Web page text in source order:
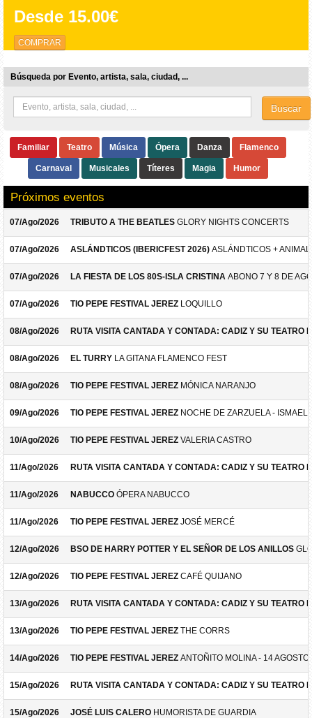
Desde 15.00€
COMPRAR
Búsqueda por Evento, artista, sala, ciudad, ...
Buscar
Familiar Teatro Música Ópera Danza Flamenco
Carnaval Musicales Títeres Magia Humor
Próximos eventos
07/Ago/2026 TRIBUTO A THE BEATLES GLORY NIGHTS CONCERTS
07/Ago/2026 ASLÁNDTICOS (IBERICFEST 2026) ASLÁNDTICOS +
07/Ago/2026 LA FIESTA DE LOS 80S-ISLA CRISTINA ABONO 7 Y 8 DE
07/Ago/2026 TIO PEPE FESTIVAL JEREZ LOQUILLO
08/Ago/2026 RUTA VISITA CANTADA Y CONTADA: CADIZ Y SU TEATRO
08/Ago/2026 EL TURRY LA GITANA FLAMENCO FEST
08/Ago/2026 TIO PEPE FESTIVAL JEREZ MÓNICA NARANJO
09/Ago/2026 TIO PEPE FESTIVAL JEREZ NOCHE DE ZARZUELA -
10/Ago/2026 TIO PEPE FESTIVAL JEREZ VALERIA CASTRO
11/Ago/2026 RUTA VISITA CANTADA Y CONTADA: CADIZ Y SU TEATRO
11/Ago/2026 NABUCCO ÓPERA NABUCCO
11/Ago/2026 TIO PEPE FESTIVAL JEREZ JOSÉ MERCÉ
12/Ago/2026 BSO DE HARRY POTTER Y EL SEÑOR DE LOS ANILLOS
12/Ago/2026 TIO PEPE FESTIVAL JEREZ CAFÉ QUIJANO
13/Ago/2026 RUTA VISITA CANTADA Y CONTADA: CADIZ Y SU TEATRO
13/Ago/2026 TIO PEPE FESTIVAL JEREZ THE CORRS
14/Ago/2026 TIO PEPE FESTIVAL JEREZ ANTOÑITO MOLINA - 14 AGOSTO
15/Ago/2026 RUTA VISITA CANTADA Y CONTADA: CADIZ Y SU TEATRO
15/Ago/2026 JOSÉ LUIS CALERO HUMORISTA DE GUARDIA